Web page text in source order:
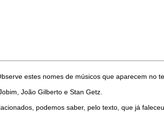
estes nomes de músicos que aparecem no
João Gilberto e Stan Getz.
podemos saber, pelo texto, que já